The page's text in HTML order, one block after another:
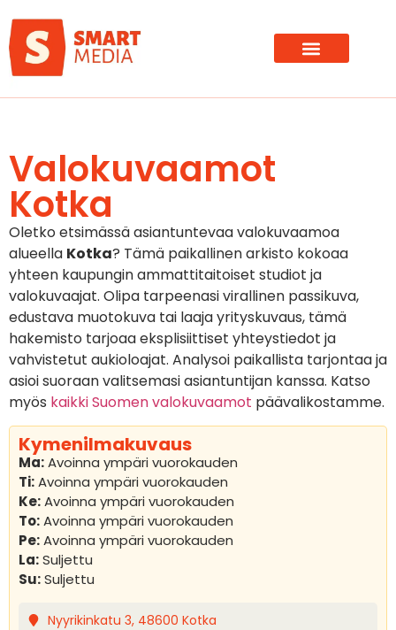
Valokuvaamot
Kotka
Oletko etsimässä asiantuntevaa valokuvaamoa
alueella Kotka? Tämä paikallinen arkisto kokoaa
yhteen kaupungin ammattitaitoiset studiot ja
valokuvaajat. Olipa tarpeenasi virallinen passikuva,
edustava muotokuva tai laaja yrityskuvaus, tämä
hakemisto tarjoaa eksplisiittiset yhteystiedot ja
vahvistetut aukioloajat. Analysoi paikallista tarjontaa ja
asioi suoraan valitsemasi asiantuntijan kanssa. Katso
myös kaikki Suomen valokuvaamot päävalikostamme.
Kymenilmakuvaus
Ma:Avoinna ympäri vuorokauden
Ti:Avoinna ympäri vuorokauden
Ke:Avoinna ympäri vuorokauden
To:Avoinna ympäri vuorokauden
Pe:Avoinna ympäri vuorokauden
La:Suljettu
Su:Suljettu
Nyyrikinkatu 3, 48600 Kotka